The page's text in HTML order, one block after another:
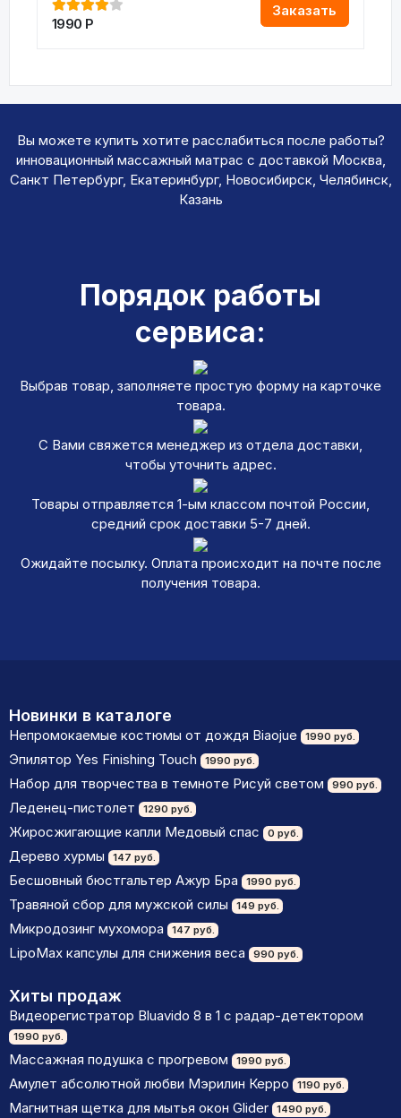
Заказать
1990 Р
Вы можете купить хотите расслабиться после работы?
инновационный массажный матрас с доставкой Москва,
Санкт Петербург, Екатеринбург, Новосибирск, Челябинск,
Казань
Порядок работы
сервиса:
Выбрав товар, заполняете простую форму на карточке
товара.
С Вами свяжется менеджер из отдела доставки,
чтобы уточнить адрес.
Товары отправляется 1-ым классом почтой России,
средний срок доставки 5-7 дней.
Ожидайте посылку. Оплата происходит на почте после
получения товара.
Новинки в каталоге
Непромокаемые костюмы от дождя Biaojue 1990 руб.
Эпилятор Yes Finishing Touch 1990 руб.
Набор для творчества в темноте Рисуй светом 990 руб.
Леденец-пистолет 1290 руб.
Жиросжигающие капли Медовый спас 0 руб.
Дерево хурмы 147 руб.
Бесшовный бюстгальтер Ажур Бра 1990 руб.
Травяной сбор для мужской силы 149 руб.
Микродозинг мухомора 147 руб.
LipoМax капсулы для снижения веса 990 руб.
Хиты продаж
Видеорегистратор Bluavido 8 в 1 с радар-детектором
1990 руб.
Массажная подушка с прогревом 1990 руб.
Амулет абсолютной любви Мэрилин Керро 1190 руб.
Магнитная щетка для мытья окон Glider 1490 руб.